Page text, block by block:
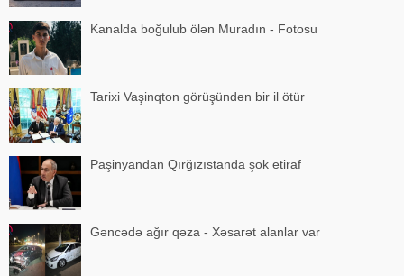
Kanalda boğulub ölən Muradın - Fotosu
Tarixi Vaşinqton görüşündən bir il ötür
Paşinyandan Qırğızıstanda şok etiraf
Gəncədə ağır qəza - Xəsarət alanlar var